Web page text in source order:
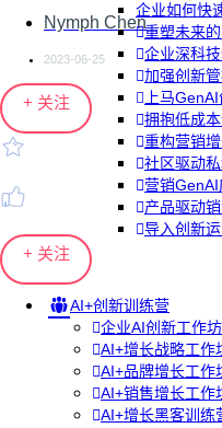
企业如何快
重塑未来
企业深科
加强创新
上马
拥抱低成
重构营销
社区驱动
营销GenAI
产品驱动
导入创新
AI+创新训练营
企业AI创新工作坊
AI+增长战略工作
AI+品牌增长工作
AI+销售增长工作
AI+增长黑客训练
Nymph Chen
2023-06-25
+ 关注
+ 关注